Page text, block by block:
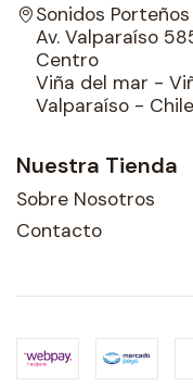
Sonidos Porteños
Av. Valparaíso
Centro
Viña del mar -
Valparaíso - Chile
Nuestra Tienda
Sobre Nosotros
Contacto